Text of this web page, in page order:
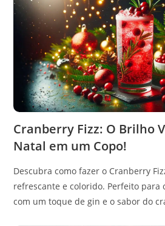
Cranberry Fizz: O Brilho
Natal em um Copo!
Descubra como fazer o Cranberry
refrescante e colorido. Perfeito para
com um toque de gin e o sabor do